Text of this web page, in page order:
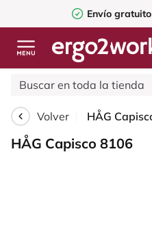
Envío gratuito
Volver
HÅG Capisco 8106